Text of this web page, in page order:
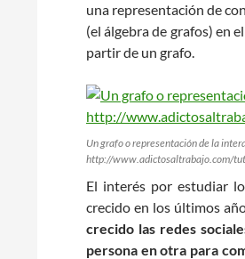
una representación de
(el álgebra de grafos) en
partir de un grafo.
Un grafo o representación de la
http://www.adictosaltrabajo.com/
El interés por estudiar
crecido en los últimos
crecido las redes
persona en otra para